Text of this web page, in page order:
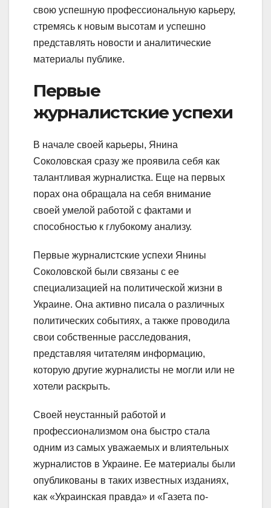
свою успешную профессиональную карьеру,
стремясь к новым высотам и успешно
представлять новости и аналитические
материалы публике.
Первые
журналистские успехи
В начале своей карьеры, Янина
Соколовская сразу же проявила себя как
талантливая журналистка. Еще на первых
порах она обращала на себя внимание
своей умелой работой с фактами и
способностью к глубокому анализу.
Первые журналистские успехи Янины
Соколовской были связаны с ее
специализацией на политической жизни в
Украине. Она активно писала о различных
политических событиях, а также проводила
свои собственные расследования,
представляя читателям информацию,
которую другие журналисты не могли или не
хотели раскрыть.
Своей неустанный работой и
профессионализмом она быстро стала
одним из самых уважаемых и влиятельных
журналистов в Украине. Ее материалы были
опубликованы в таких известных изданиях,
как «Украинская правда» и «Газета по-